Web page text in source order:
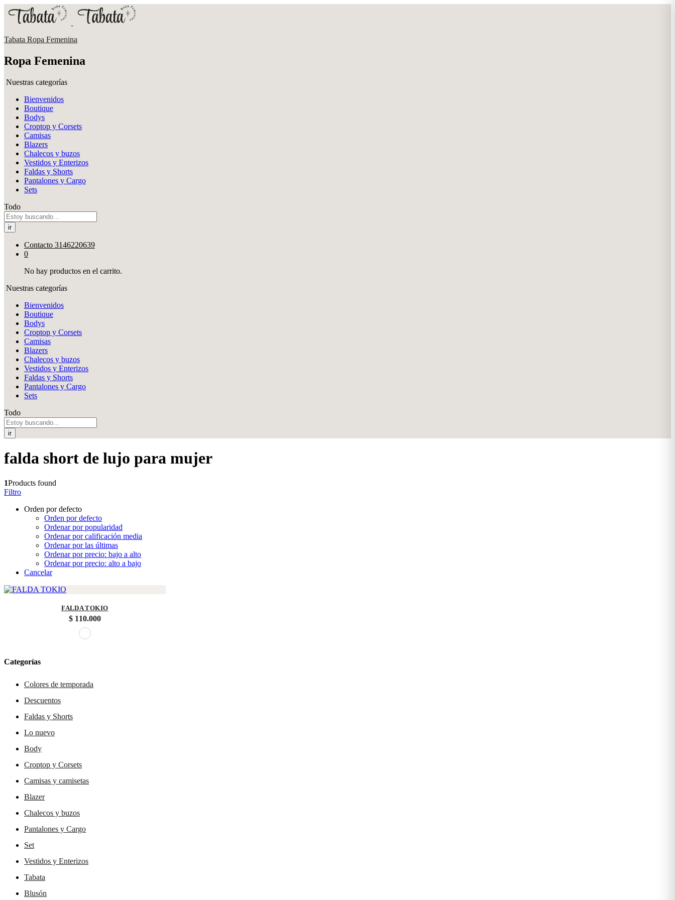
Tabata Ropa Femenina
Ropa Femenina
Nuestras categorías
Bienvenidos
Boutique
Bodys
Croptop y Corsets
Camisas
Blazers
Chalecos y buzos
Vestidos y Enterizos
Faldas y Shorts
Pantalones y Cargo
Sets
Todo
ir
Contacto 3146220639
0
No hay productos en el carrito.
Nuestras categorías
Bienvenidos
Boutique
Bodys
Croptop y Corsets
Camisas
Blazers
Chalecos y buzos
Vestidos y Enterizos
Faldas y Shorts
Pantalones y Cargo
Sets
Todo
ir
falda short de lujo para mujer
1Products found
Filtro
Orden por defecto
Orden por defecto
Ordenar por popularidad
Ordenar por calificación media
Ordenar por las últimas
Ordenar por precio: bajo a alto
Ordenar por precio: alto a bajo
Cancelar
FALDA TOKIO
$110.000
Categorías
Colores de temporada
Descuentos
Faldas y Shorts
Lo nuevo
Body
Croptop y Corsets
Camisas y camisetas
Blazer
Chalecos y buzos
Pantalones y Cargo
Set
Vestidos y Enterizos
Tabata
Blusón